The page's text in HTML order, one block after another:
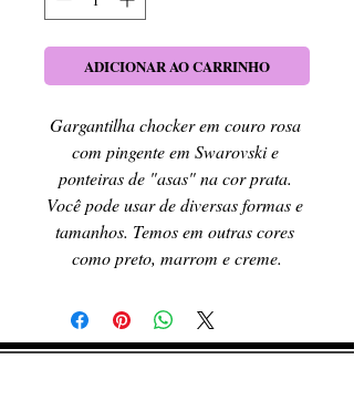
ADICIONAR AO CARRINHO
Gargantilha chocker em couro rosa
com pingente em Swarovski e
ponteiras de "asas" na cor prata.
Você pode usar de diversas formas e
tamanhos. Temos em outras cores
como preto, marrom e creme.